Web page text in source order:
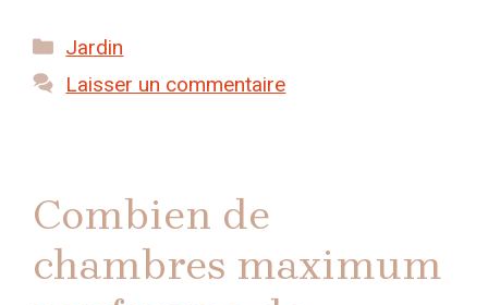
Catégories
Jardin
Laisser un commentaire
Combien de
chambres maximum